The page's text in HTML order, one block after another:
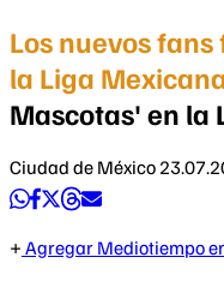
Los nuevos
la Liga
Mascotas' en la
Ciudad de México
Agregar Mediotiempo